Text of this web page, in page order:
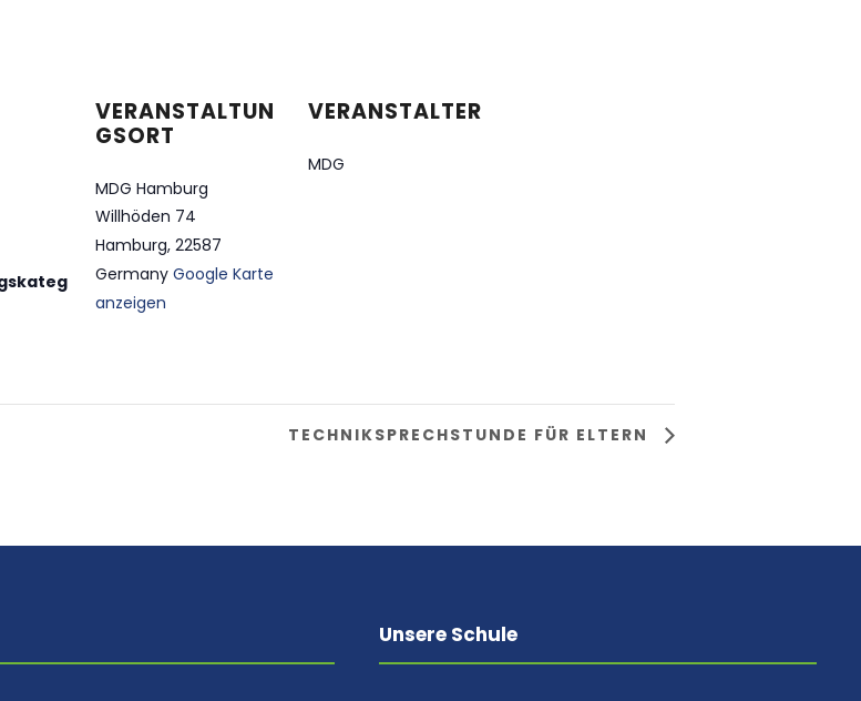
VERANSTALTUN
GSORT
MDG Hamburg
Willhöden 74
Hamburg, 22587
Germany Google Karte
anzeigen
VERANSTALTER
MDG
TECHNIKSPRECHSTUNDE FÜR ELTERN
Unsere Schule